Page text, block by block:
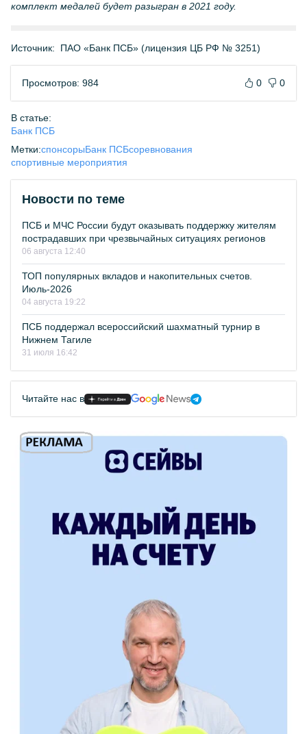
комплект медалей будет разыгран в 2021 году.
Источник: ПАО «Банк ПСБ» (лицензия ЦБ РФ № 3251)
Просмотров: 984 0 0
В статье:
Банк ПСБ
Метки:спонсорыБанк ПСБсоревнования
спортивные мероприятия
Новости по теме
ПСБ и МЧС России будут оказывать поддержку жителям
пострадавших при чрезвычайных ситуациях регионов
06 августа 12:40
ТОП популярных вкладов и накопительных счетов.
Июль-2026
04 августа 19:22
ПСБ поддержал всероссийский шахматный турнир в
Нижнем Тагиле
31 июля 16:42
Читайте нас в